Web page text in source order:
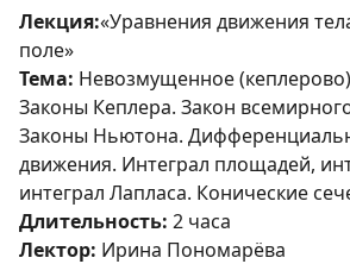
Лекция:«Уравнения движения
поле»
Тема: Невозмущенное
Законы Кеплера. Закон
Законы Ньютона.
движения. Интеграл площадей,
интеграл Лапласа. Конические
Длительность: 2 часа
Лектор: Ирина Пономарёва